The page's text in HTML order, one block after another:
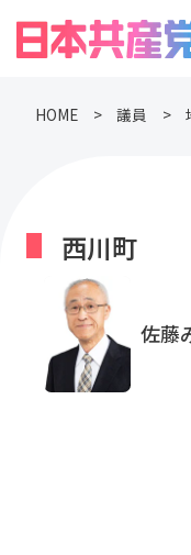
HOME 議員
西川町
佐藤